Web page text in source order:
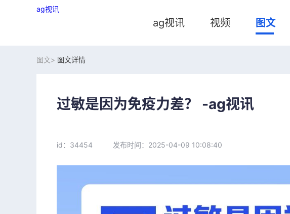
ag视讯
ag视讯 视频 图文
图文> 图文详情
过敏是因为免疫力差？ -ag视讯
id：34454 发布时间：2025-04-09 10:08:40